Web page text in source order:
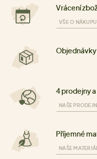
Vrácení
VŠE O NÁKUPU
4 prodejny
NAŠE
Příjemné
NAŠE